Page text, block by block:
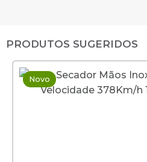
PRODUTOS SUGERIDOS
Novo